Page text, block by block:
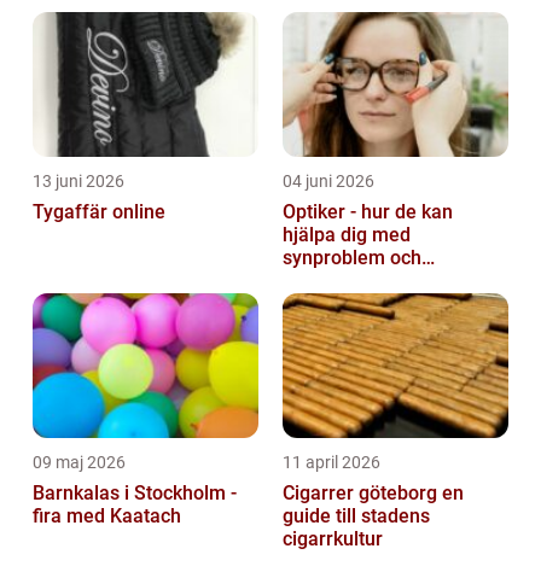
13 juni 2026
Tygaffär online
04 juni 2026
Optiker - hur de kan
hjälpa dig med
synproblem och
09 maj 2026
Barnkalas i Stockholm -
fira med Kaatach
11 april 2026
Cigarrer göteborg en
guide till stadens
cigarrkultur